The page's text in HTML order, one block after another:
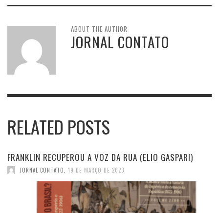
ABOUT THE AUTHOR
JORNAL CONTATO
RELATED POSTS
FRANKLIN RECUPEROU A VOZ DA RUA (ELIO GASPARI)
JORNAL CONTATO, 19 DE MARÇO DE 2023